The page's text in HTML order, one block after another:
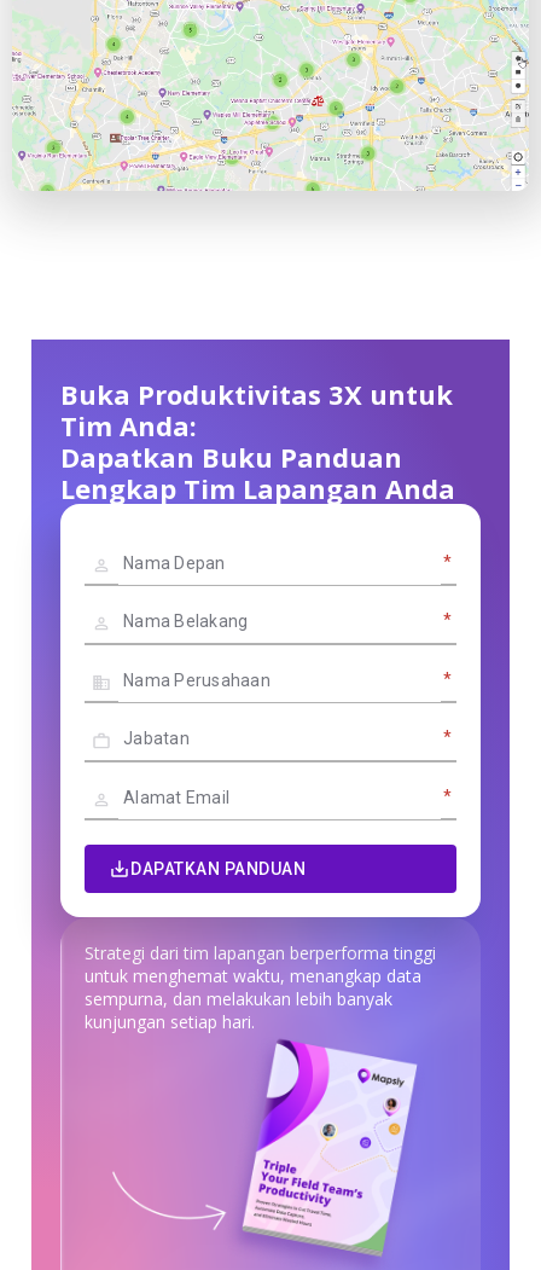
Buka Produktivitas 3X untuk
Tim Anda:
Dapatkan Buku Panduan
Lengkap Tim Lapangan Anda
Strategi dari tim lapangan berperforma tinggi
untuk menghemat waktu, menangkap data
sempurna, dan melakukan lebih banyak
kunjungan setiap hari.
*
*
*
*
*
DAPATKAN PANDUAN